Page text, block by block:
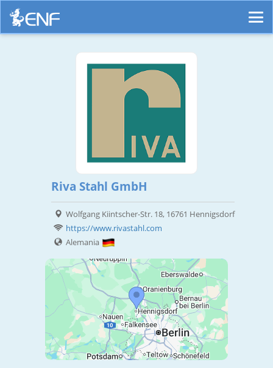
Riva Stahl GmbH
Wolfgang Kiintscher-Str. 18, 16761 Hennigsdorf
https://www.rivastahl.com
Alemania